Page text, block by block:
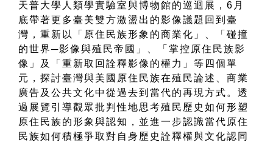
天普大學人類學實驗室與博物館的巡迴展，6月
底帶著更多臺美雙方激盪出的影像議題回到臺
灣，重新以「原住民族形象的商業化」、「碰撞
的世界─影像與殖民帝國」、「掌控原住民族影
像」及「重新取回詮釋影像的權力」等四個單
元，探討臺灣與美國原住民族在殖民論述、商業
廣告及公共文化中從過去到當代的再現方式。透
過展覽引導觀眾批判性地思考殖民歷史如何形塑
原住民族的形象與認知，並進一步認識當代原住
民族如何積極爭取對自身歷史詮釋權與文化認同